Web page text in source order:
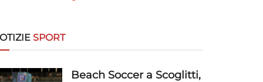
SPORT
Beach Soccer a Scoglitti,